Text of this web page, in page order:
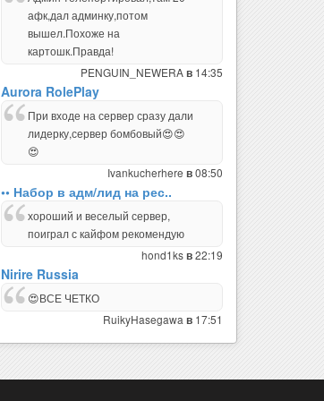
афк,дал админку,потом
вышел.Похоже на
картошк.Правда!
PENGUIN_NEWERAв 14:35
Aurora RolePlay
При входе на сервер сразу дали
лидерку,сервер бомбовый😍😍
😍
Ivankucherhere в08:50
•• Набор в адм/лид на рес..
хороший и веселый сервер,
поиграл с кайфом рекомендую
hond1ksв22:19
Nirire Russia
😍ВСЕ ЧЕТКО
RuikyHasegawa в 17:51